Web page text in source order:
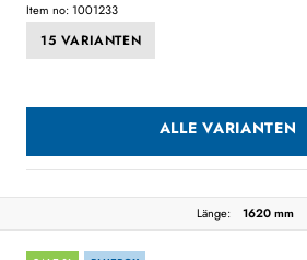
Item no: 1001233
15 VARIANTEN
ALLE VARIANTEN
Länge: 1620 mm